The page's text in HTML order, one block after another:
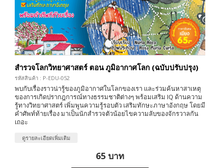
สำรวจโลกวิทยาศาสตร์ ตอน ภูมิอากาศโลก (ฉบับปรับปรุง)
รหัสสินค้า : P-EDU-052
พบกับเรื่องราวน่ารู้ของภูมิอากาศในโลกของเรา และร่วมค้นหาสาเหตุ
ของการเกิดปรากฎการณ์ทางธรรมชาติต่างๆ พร้อมเสริม IQ ด้านความ
รู้ทางวิทยาศาสตร์ เพิ่มพูนความรู้รอบตัว เสริมทักษะภาษาอังกฤษ โดยมี
คำศัพท์ท้ายเรื่อง มาเป็นนักสำรวจตัวน้อยไขความลับของจักรวาลกัน
เถอะ
ดูรายละเอียดเพิ่มเติม
65 บาท